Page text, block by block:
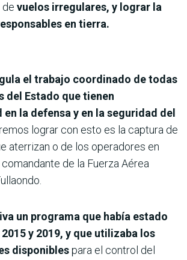
vuelos irregulares, y lograr la
en tierra.
el trabajo coordinado de todas
del Estado que tienen
la defensa y en la seguridad del
lograr con esto es la captura de
aterrizan o de los operadores en
de la Fuerza Aérea
un programa que había estado
y 2019, y que utilizaba los
disponiblespara el control del